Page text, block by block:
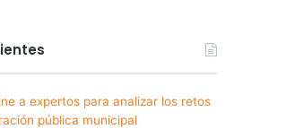
a expertos para analizar los retos
pública municipal